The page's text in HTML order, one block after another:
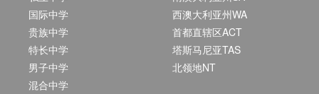
国际中学
贵族中学
特长中学
男子中学
混合中学
西澳大利亚州WA
首都直辖区ACT
塔斯马尼亚TAS
北领地NT